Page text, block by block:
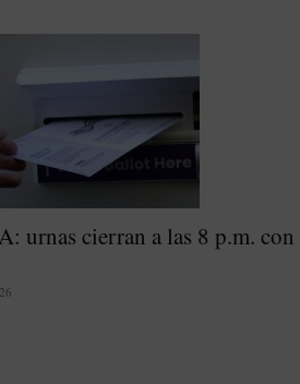
urnas cierran a las 8 p.m. con